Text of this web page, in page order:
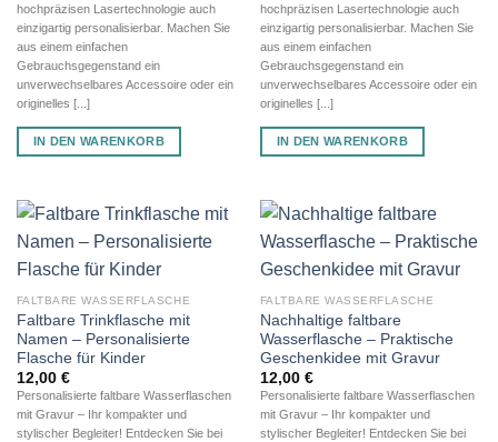
hochpräzisen Lasertechnologie auch
einzigartig personalisierbar. Machen Sie
aus einem einfachen
Gebrauchsgegenstand ein
unverwechselbares Accessoire oder ein
originelles [...]
IN DEN WARENKORB
hochpräzisen Lasertechnologie auch
einzigartig personalisierbar. Machen Sie
aus einem einfachen
Gebrauchsgegenstand ein
unverwechselbares Accessoire oder ein
originelles [...]
IN DEN WARENKORB
FALTBARE WASSERFLASCHE
Faltbare Trinkflasche mit
Namen – Personalisierte
Flasche für Kinder
12,00 €
Personalisierte faltbare Wasserflaschen
mit Gravur – Ihr kompakter und
stylischer Begleiter! Entdecken Sie bei
FALTBARE WASSERFLASCHE
Nachhaltige faltbare
Wasserflasche – Praktische
Geschenkidee mit Gravur
12,00 €
Personalisierte faltbare Wasserflaschen
mit Gravur – Ihr kompakter und
stylischer Begleiter! Entdecken Sie bei